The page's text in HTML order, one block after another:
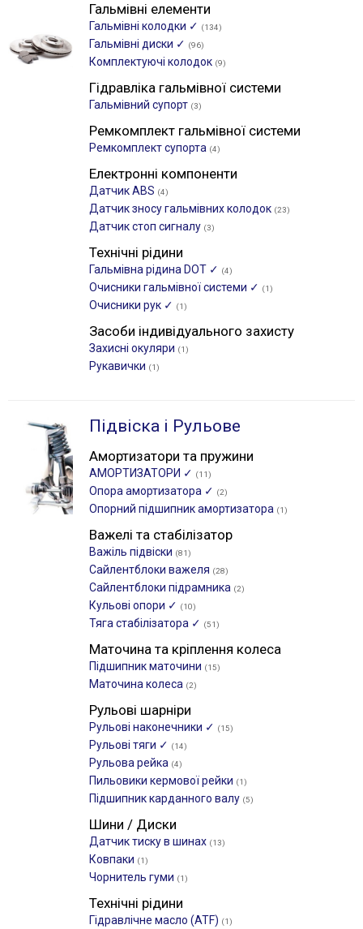
Гальмівні елементи
Гальмівні колодки ✓ (134)
Гальмівні диски ✓ (96)
Комплектуючі колодок (9)
Гідравліка гальмівної системи
Гальмівний супорт (3)
Ремкомплект гальмівної системи
Ремкомплект супорта (4)
Електронні компоненти
Датчик ABS (4)
Датчик зносу гальмівних колодок (23)
Датчик стоп сигналу (3)
Технічні рідини
Гальмівна рідина DOT ✓ (4)
Очисники гальмівної системи ✓ (1)
Очисники рук ✓ (1)
Засоби індивідуального захисту
Захисні окуляри (1)
Рукавички (1)
Підвіска і Рульове
Амортизатори та пружини
АМОРТИЗАТОРИ ✓ (11)
Опора амортизатора ✓ (2)
Опорний підшипник амортизатора (1)
Важелі та стабілізатор
Важіль підвіски (81)
Сайлентблоки важеля (28)
Сайлентблоки підрамника (2)
Кульові опори ✓ (10)
Тяга стабілізатора ✓ (51)
Маточина та кріплення колеса
Підшипник маточини (15)
Маточина колеса (2)
Рульові шарніри
Рульові наконечники ✓ (15)
Рульові тяги ✓ (14)
Рульова рейка (4)
Пильовики кермової рейки (1)
Підшипник карданного валу (5)
Шини / Диски
Датчик тиску в шинах (13)
Ковпаки (1)
Чорнитель гуми (1)
Технічні рідини
Гідравлічне масло (ATF) (1)